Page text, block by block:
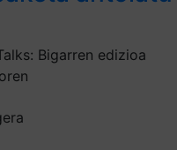
Bigarren edizioa